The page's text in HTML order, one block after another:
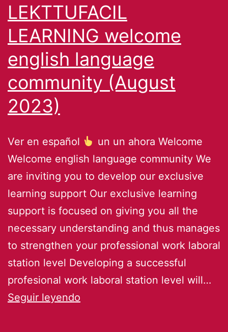
LEKTTUFACIL
LEARNING welcome
english language
community (August
2023)
Ver en español
un un ahora Welcome
Welcome english language community We
are inviting you to develop our exclusive
learning support Our exclusive learning
support is focused on giving you all the
necessary understanding and thus manages
to strengthen your professional work laboral
station level Developing a successful
profesional work laboral station level will…
Seguir leyendo